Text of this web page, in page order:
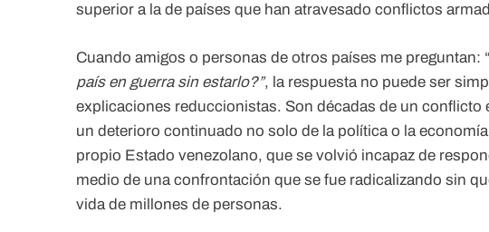
superior a la de países que han atravesado conflictos
Cuando amigos o personas de otros países me preguntan: “
país en guerra sin estarlo?”, la respuesta no puede ser
explicaciones reduccionistas. Son décadas de un
un deterioro continuado no solo de la política o la
propio Estado venezolano, que se volvió incapaz de
medio de una confrontación que se fue radicalizando sin
vida de millones de personas.